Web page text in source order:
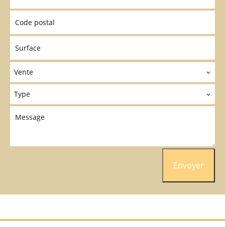
Vente
Type
Envoyer